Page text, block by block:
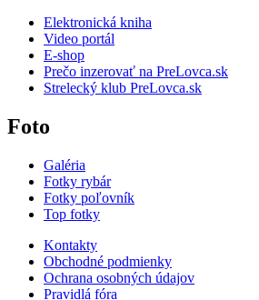
Elektronická kniha
Video portál
E-shop
Prečo inzerovať na PreLovca.sk
Strelecký klub PreLovca.sk
Foto
Galéria
Fotky rybár
Fotky poľovník
Top fotky
Kontakty
Obchodné podmienky
Ochrana osobných údajov
Pravidlá fóra